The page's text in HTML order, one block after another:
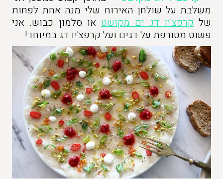
משלבת על שולחן האירוח שלי מנה אחת לפחות
שלקרפצ'יו דג ים מקושט או סלמון כבוש. אני
פשוט מטורפת על דגים ועל קרפצ'יו דג במיוחד!